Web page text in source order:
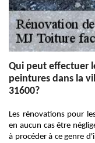
Qui peut effectuer
peintures dans la
31600?
Les rénovations pour
en aucun cas être
à procéder à ce genre